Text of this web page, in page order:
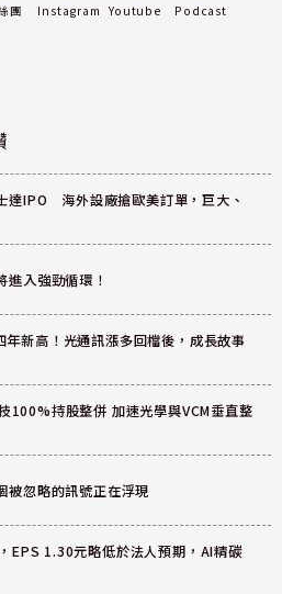
團 Instagram Youtube Podcast
達IPO 海外設廠搶歐美訂單，巨大、
進入強勁循環！
新高！光通訊漲多回檔後，成長故事
100%持股整併 加速光學與VCM垂直整
被忽略的訊號正在浮現
EPS 1.30元略低於法人預期，AI精碳